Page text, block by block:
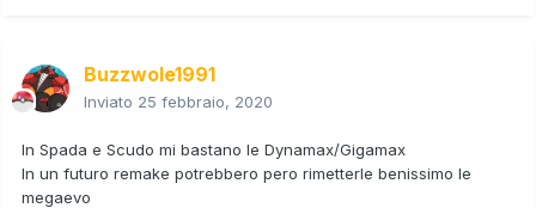
Buzzwole1991
Inviato 25 febbraio, 2020
In Spada e Scudo mi bastano le Dynamax/Gigamax
In un futuro remake potrebbero pero rimetterle benissimo le
megaevo